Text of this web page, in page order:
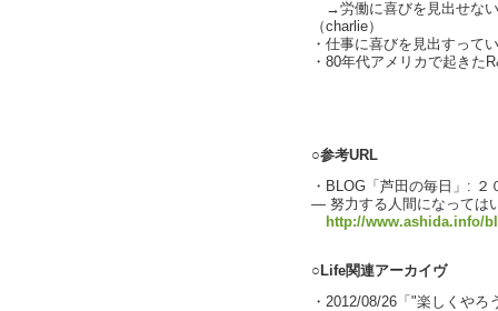
→労働に喜びを見出せない
（charlie）
・仕事に喜びを見出すって
・80年代アメリカで起きた
○参考URL
・BLOG「芦田の毎日」: ２
― 努力する人間になっては
http://www.ashida.info/
○Life関連アーカイヴ
・2012/08/26「"楽しくや